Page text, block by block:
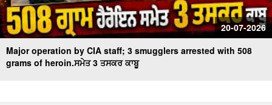
20-07-2026
Major operation by CIA staff; 3 smugglers arrested with 508
grams of heroin.ਸਮੇਤ 3 ਤਸਕਰ ਕਾਬੂ